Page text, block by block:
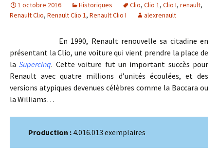
1 octobre 2016 Historiques Clio, Clio 1, Clio I, renault,
Renault Clio, Renault Clio 1, Renault Clio I alexrenault
En 1990, Renault renouvelle sa citadine en
présentant la Clio, une voiture qui vient prendre la place de
laSupercinq. Cette voiture fut un important succès pour
Renault avec quatre millions d’unités écoulées, et des
versions atypiques devenues célèbres comme la Baccara ou
la Williams…
Production : 4.016.013 exemplaires